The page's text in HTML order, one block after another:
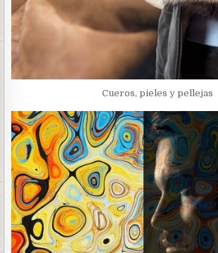
Cueros, pieles y pellejas